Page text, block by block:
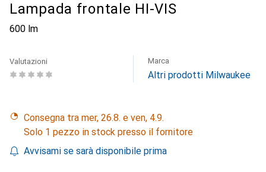
Lampada frontale HI-VIS
600 lm
Valutazioni Marca
Altri prodotti Milwaukee
Consegna tra mer, 26.8. e ven, 4.9.
Solo 1 pezzo in stock presso il fornitore
Avvisami se sarà disponibile prima